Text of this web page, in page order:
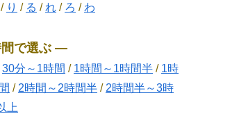
/ り / る / れ / ろ / わ
で選ぶ ―
30分～1時間 / 1時間～1時間半 / 1時
/ 2時間～2時間半 / 2時間半～3時
上